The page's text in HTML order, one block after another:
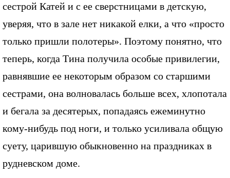
сестрой Катей и с ее сверстницами в детскую,
уверяя, что в зале нет никакой елки, а что «просто
только пришли полотеры». Поэтому понятно, что
теперь, когда Тина получила особые привилегии,
равнявшие ее некоторым образом со старшими
сестрами, она волновалась больше всех, хлопотала
и бегала за десятерых, попадаясь ежеминутно
кому-нибудь под ноги, и только усиливала общую
суету, царившую обыкновенно на праздниках в
рудневском доме.